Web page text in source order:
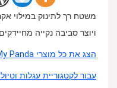
משטח רך לתינוק במילוי
ויוצר סביבה נקייה
הצג את כל מוצרי My Panda
עבור לקטגוריית עגלות